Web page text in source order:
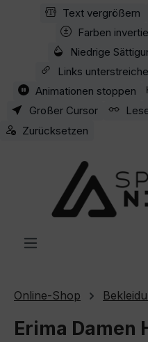
Zum Hauptinhalt springen
Text vergrößern
Farben
Niedrige
Links
Animationen stoppen
Großer Cursor
Zurücksetzen
Online-Shop
Erima Damen